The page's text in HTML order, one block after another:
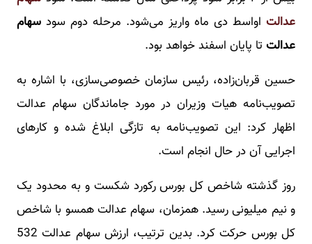
عدالت اواسط دی ماه واریز می‌شود. مرحله دوم سود سهام
عدالت تا پایان اسفند خواهد بود.
حسین قربان‌زاده، رئیس سازمان خصوصی‌سازی، با اشاره به
تصویب‌نامه هیات وزیران در مورد جاماندگان سهام عدالت
اظهار کرد: این تصویب‌نامه به تازگی ابلاغ شده و کارهای
اجرایی آن در حال انجام است.
روز گذشته شاخص کل بورس رکورد شکست و به محدود یک
و نیم میلیونی رسید. همزمان، سهام عدالت همسو با شاخص
کل بورس حرکت کرد. بدین ترتیب، ارزش سهام عدالت 532